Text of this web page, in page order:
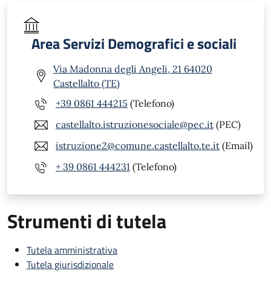
Area Servizi Demografici e sociali
Via Madonna degli Angeli, 21 64020
Castellalto (TE)
+39 0861 444215 (Telefono)
castellalto.istruzionesociale@pec.it (PEC)
istruzione2@comune.castellalto.te.it (Email)
+ 39 0861 444231 (Telefono)
Strumenti di tutela
Tutela amministrativa
Tutela giurisdizionale